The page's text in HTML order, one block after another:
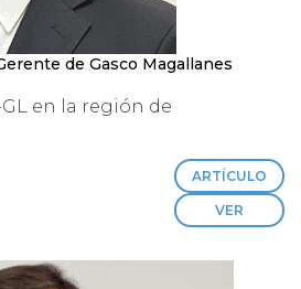
de Gasco Magallanes
en la región de
ARTÍCULO
VER